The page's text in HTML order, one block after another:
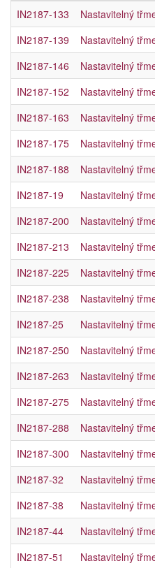
IN2187-133
Nastavitelný
IN2187-139
Nastavitelný
IN2187-146
Nastavitelný
IN2187-152
Nastavitelný
IN2187-163
Nastavitelný
IN2187-175
Nastavitelný
IN2187-188
Nastavitelný
IN2187-19
Nastavitelný
IN2187-200
Nastavitelný
IN2187-213
Nastavitelný
IN2187-225
Nastavitelný
IN2187-238
Nastavitelný
IN2187-25
Nastavitelný
IN2187-250
Nastavitelný
IN2187-263
Nastavitelný
IN2187-275
Nastavitelný
IN2187-288
Nastavitelný
IN2187-300
Nastavitelný
IN2187-32
Nastavitelný
IN2187-38
Nastavitelný
IN2187-44
Nastavitelný
IN2187-51
Nastavitelný